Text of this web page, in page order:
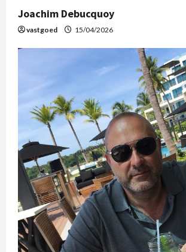
Joachim Debucquoy
vastgoed 15/04/2026